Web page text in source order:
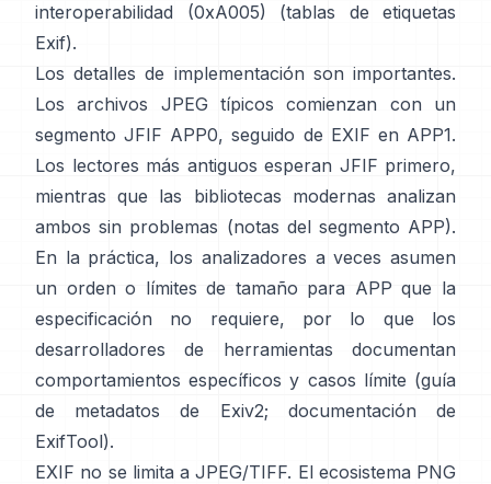
interoperabilidad (0xA005) (tablas de etiquetas
Exif).
Los detalles de implementación son importantes.
Los archivos JPEG típicos comienzan con un
segmento JFIF APP0, seguido de EXIF en APP1.
Los lectores más antiguos esperan JFIF primero,
mientras que las bibliotecas modernas analizan
ambos sin problemas (notas del segmento APP).
En la práctica, los analizadores a veces asumen
un orden o límites de tamaño para APP que la
especificación no requiere, por lo que los
desarrolladores de herramientas documentan
comportamientos específicos y casos límite (guía
de metadatos de Exiv2; documentación de
ExifTool).
EXIF no se limita a JPEG/TIFF. El ecosistema PNG